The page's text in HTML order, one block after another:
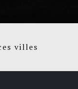
villes